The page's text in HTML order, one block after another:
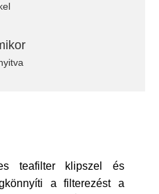
teafilter klipszel és
a filterezést a